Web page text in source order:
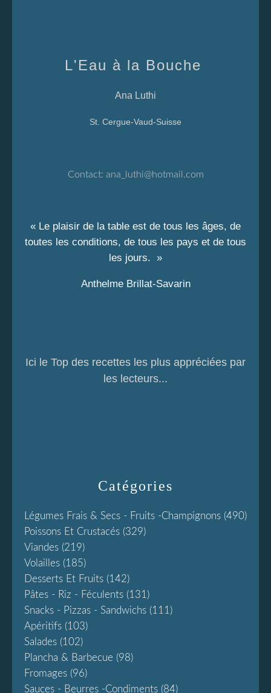
Catégories
Légumes Frais & Secs - Fruits -champignons (490)
Poissons Et Crustacés (329)
Viandes (219)
Volailles (185)
Desserts Et Fruits (142)
Pâtes - Riz - Féculents (131)
Snacks - Pizzas - Sandwichs (111)
Apéritifs (103)
Salades (102)
Plancha & Barbecue (98)
Fromages (96)
Sauces - Beurres -condiments (84)
L'Eau à la Bouche
Ana Luthi
St. Cergue-Vaud-Suisse
Contact: ana_luthi@hotmail.com
« Le plaisir de la table est de tous les âges, de
toutes les conditions, de tous les pays et de tous
les jours. »
Anthelme Brillat-Savarin
Ici le Top des recettes les plus appréciées par
les lecteurs...